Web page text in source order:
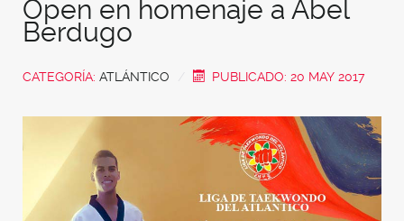
Open en homenaje a Abel
Berdugo
CATEGORÍA: ATLÁNTICO PUBLICADO: 20 MAY 2017